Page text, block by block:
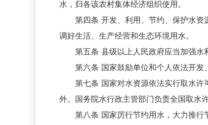
水，归各该农村集体经济组织使用。
第四条 开发、利用、节约、保护水资
调好生活、生产经营和生态环境用水。
第五条 县级以上人民政府应当加强水
第六条 国家鼓励单位和个人依法开发
第七条 国家对水资源依法实行取水许
外。国务院水行政主管部门负责全国取水
第八条 国家厉行节约用水，大力推行